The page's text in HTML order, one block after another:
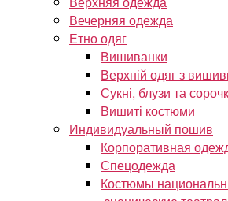
Вечерняя одежда
Етно одяг
Вишиванки
Верхній одяг з
Сукні, блузи та
Вишиті костюми
Индивидуальный пошив
Корпоративная
Спецодежда
Костюмы